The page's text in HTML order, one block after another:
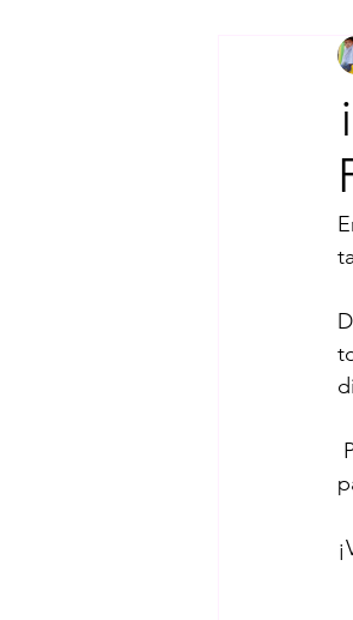
juegos
Parques
areas de